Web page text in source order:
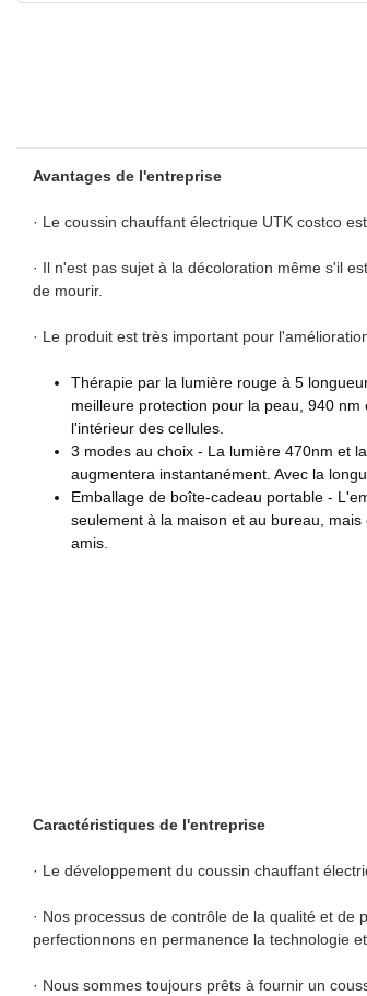
Avantages de l'entreprise
· Le coussin chauffant électrique UTK costco
· Il n'est pas sujet à la décoloration même s'il
de mourir.
· Le produit est très important pour
Thérapie par la lumière rouge à 5
meilleure protection pour la peau, 940
l'intérieur des cellules.
3 modes au choix - La lumière 470nm et
augmentera instantanément. Avec la
Emballage de boîte-cadeau portable -
seulement à la maison et au bureau,
amis.
Caractéristiques de l'entreprise
· Le développement du coussin chauffant
· Nos processus de contrôle de la qualité et
perfectionnons en permanence la technologie
· Nous sommes toujours prêts à fournir un